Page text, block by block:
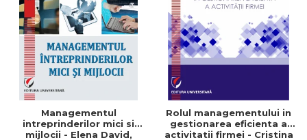
Managementul
intreprinderilor mici si
mijlocii - Elena David,
Rolul managementului in
gestionarea eficienta a
activitatii firmei - Cristina